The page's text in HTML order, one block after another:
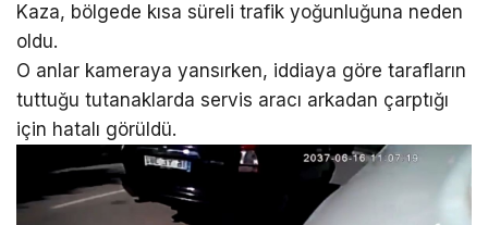
Kaza, bölgede kısa süreli trafik yoğunluğuna neden
oldu.
O anlar kameraya yansırken, iddiaya göre tarafların
tuttuğu tutanaklarda servis aracı arkadan çarptığı
için hatalı görüldü.